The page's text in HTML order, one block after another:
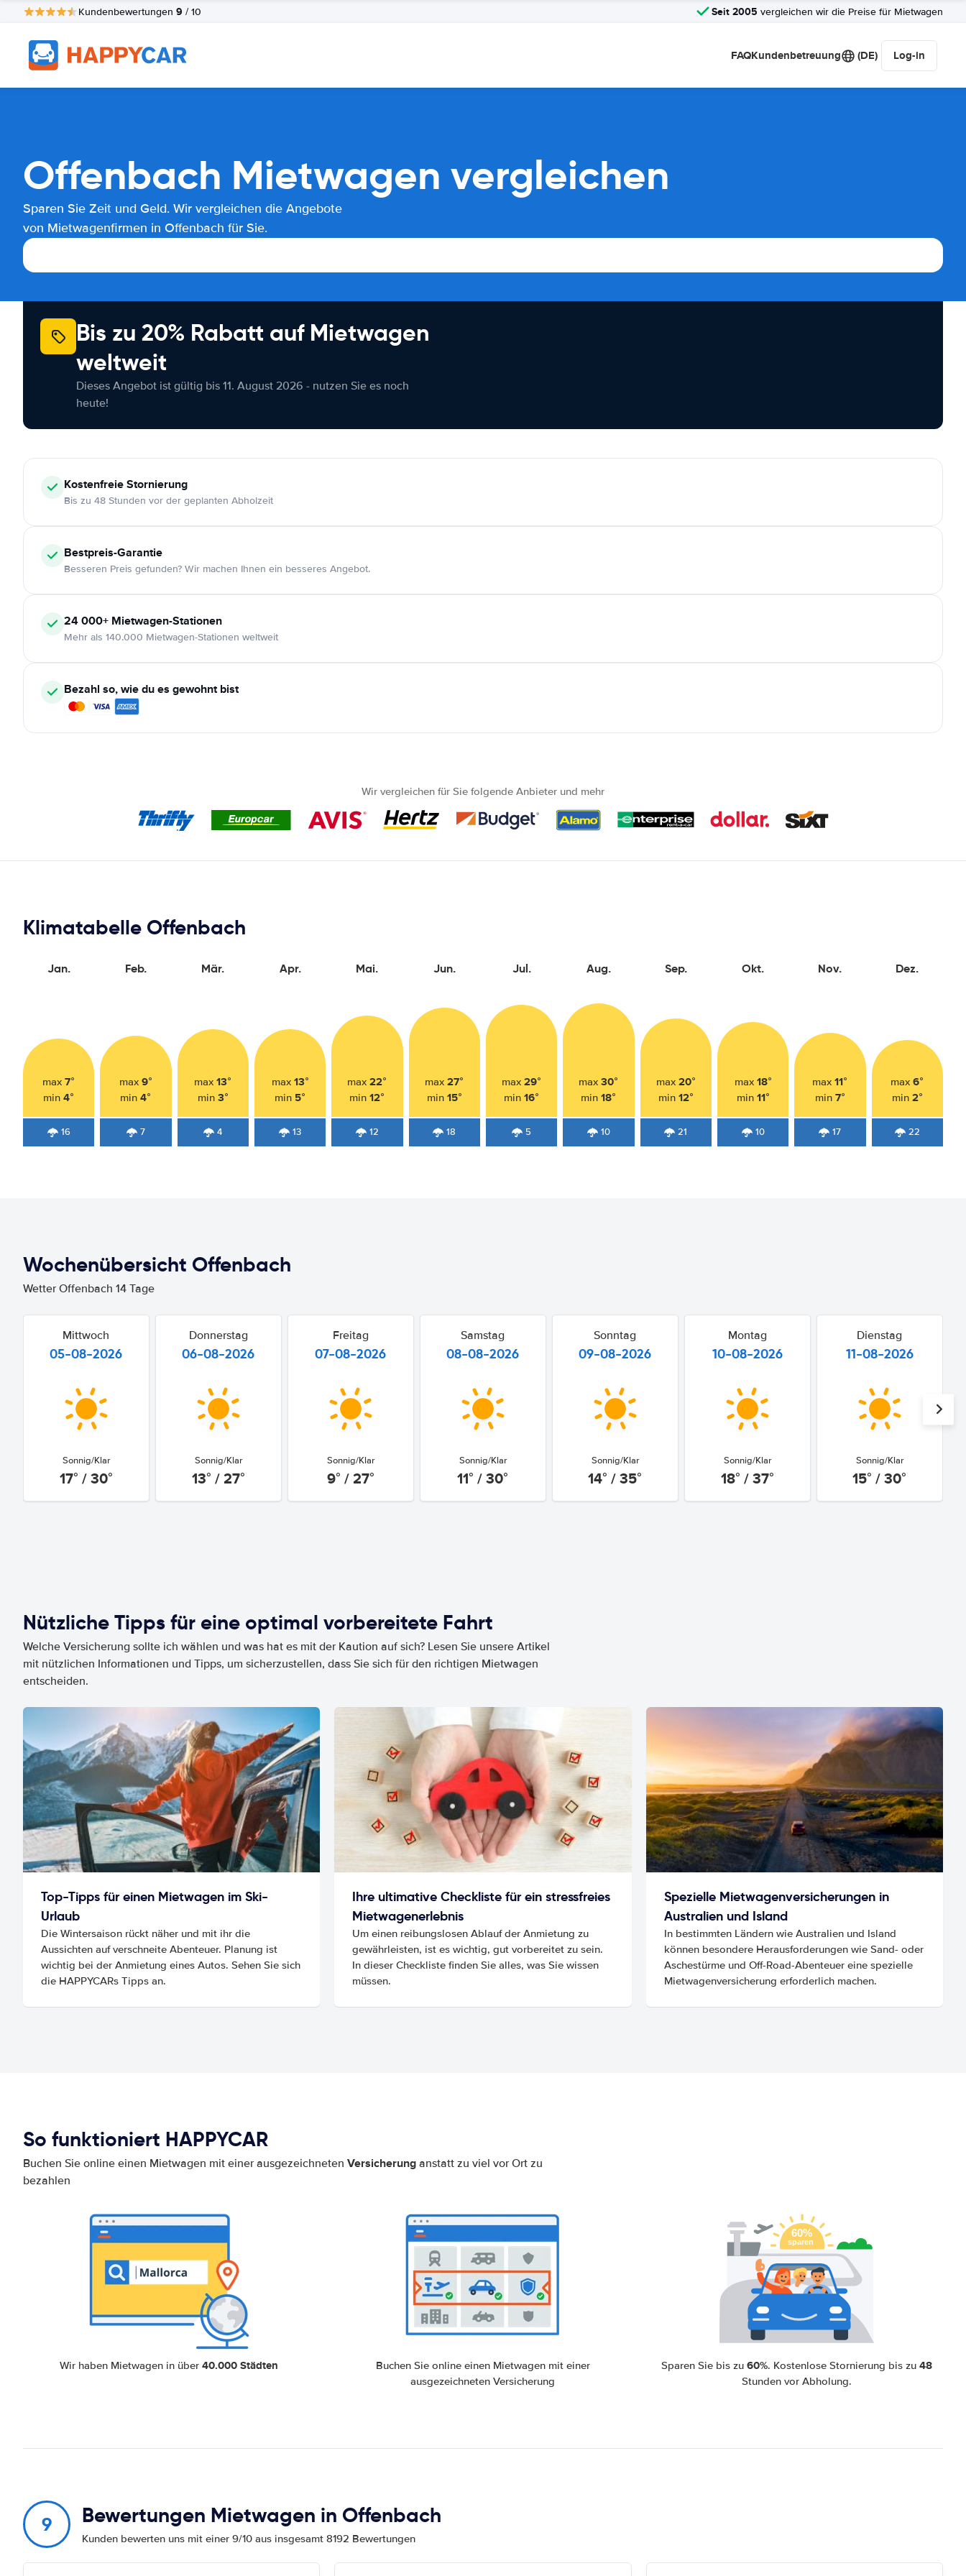
Kundenbewertungen 9 / 10 Seit 2005 vergleichen wir die Preise für Mietwagen
FAQKundenbetreuung (DE) Log-in
Offenbach Mietwagen vergleichen
Sparen Sie Zeit und Geld. Wir vergleichen die Angebote
von Mietwagenfirmen in Offenbach für Sie.
Bis zu 20% Rabatt auf Mietwagen
weltweit
Dieses Angebot ist gültig bis 11. August 2026 - nutzen Sie es noch
heute!
KostenfreieStornierung
Bis zu 48 Stunden vor der geplanten Abholzeit
Bestpreis-Garantie
Besseren Preis gefunden? Wir machen Ihnen ein besseres Angebot.
24 000+ Mietwagen-Stationen
Mehr als 140.000 Mietwagen-Stationen weltweit
Bezahl so, wie du es gewohnt bist
Wir vergleichen für Sie folgende Anbieter und mehr
Klimatabelle Offenbach
Jan.
max7°
min4°
16
Feb.
max 9°
min4°
7
Mär.
max13°
min 3°
4
Apr.
max 13°
min 5°
13
Mai.
max22°
min12°
12
Jun.
max27°
min 15°
18
Jul.
max29°
min16°
5
Aug.
max30°
min18°
10
Sep.
max 20°
min 12°
21
Okt.
max 18°
min 11°
10
Nov.
max11°
min 7°
17
Dez.
max6°
min 2°
22
Wochenübersicht Offenbach
Wetter Offenbach 14 Tage
Mittwoch
05-08-2026
Sonnig/Klar
17° / 30°
Donnerstag
06-08-2026
Sonnig/Klar
13° / 27°
Freitag
07-08-2026
Sonnig/Klar
9° / 27°
Samstag
08-08-2026
Sonnig/Klar
11° / 30°
Sonntag
09-08-2026
Sonnig/Klar
14° / 35°
Montag
10-08-2026
Sonnig/Klar
18° / 37°
Dienstag
11-08-2026
Sonnig/Klar
15° / 30°
Nützliche Tipps für eine optimal vorbereitete Fahrt
Welche Versicherung sollte ich wählen und was hat es mit der Kaution auf sich? Lesen Sie unsere Artikel
mit nützlichen Informationen und Tipps, um sicherzustellen, dass Sie sich für den richtigen Mietwagen
entscheiden.
Top-Tipps für einen Mietwagen im Ski-
Urlaub
Die Wintersaison rückt näher und mit ihr die
Aussichten auf verschneite Abenteuer. Planung ist
wichtig bei der Anmietung eines Autos. Sehen Sie sich
die HAPPYCARs Tipps an.
Ihre ultimative Checkliste für ein stressfreies
Mietwagenerlebnis
Um einen reibungslosen Ablauf der Anmietung zu
gewährleisten, ist es wichtig, gut vorbereitet zu sein.
In dieser Checkliste finden Sie alles, was Sie wissen
müssen.
Spezielle Mietwagenversicherungen in
Australien und Island
In bestimmten Ländern wie Australien und Island
können besondere Herausforderungen wie Sand- oder
Aschestürme und Off-Road-Abenteuer eine spezielle
Mietwagenversicherung erforderlich machen.
So funktioniert HAPPYCAR
Buchen Sie online einen Mietwagen mit einer ausgezeichneten Versicherung anstatt zu viel vor Ort zu
bezahlen
Wir haben Mietwagen in über40.000 Städten
Buchen Sie online einen Mietwagen mit einer
ausgezeichneten Versicherung
Sparen Sie bis zu60%. Kostenlose Stornierung bis zu48
Stunden vor Abholung.
9 Bewertungen Mietwagen in Offenbach
Kunden bewerten uns mit einer 9/10 aus insgesamt 8192 Bewertungen